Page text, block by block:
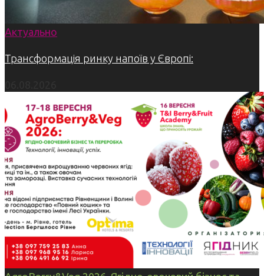
Актуально
Трансформація ринку напоїв у Європі: